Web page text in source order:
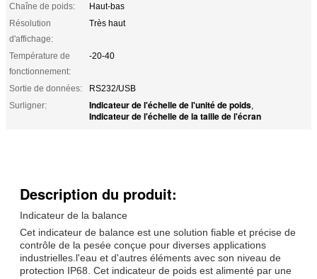
Chaîne de poids:
Haut-bas
Résolution
d'affichage:
Très haut
Température de
fonctionnement:
-20-40
Sortie de données:
RS232/USB
Surligner:
Indicateur de l'échelle de l'unité de poids,
Indicateur de l'échelle de la taille de l'écran
Description du produit:
Indicateur de la balance
Cet indicateur de balance est une solution fiable et précise de
contrôle de la pesée conçue pour diverses applications
industrielles.l'eau et d'autres éléments avec son niveau de
protection IP68. Cet indicateur de poids est alimenté par une